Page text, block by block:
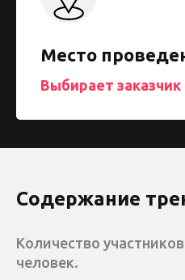
Место
Выбирает заказчик
Содержание
Количество
человек.